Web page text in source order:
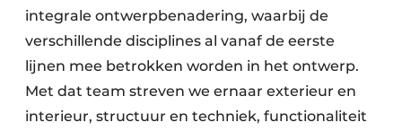
integrale ontwerpbenadering, waarbij de
verschillende disciplines al vanaf de eerste
lijnen mee betrokken worden in het ontwerp.
Met dat team streven we ernaar exterieur en
interieur, structuur en techniek, functionaliteit